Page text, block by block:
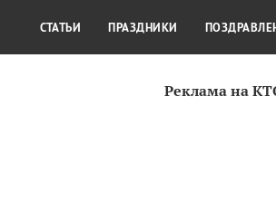
Реклама на
КУЛЬТУРА
СТАТЬИ ПРАЗДНИКИ